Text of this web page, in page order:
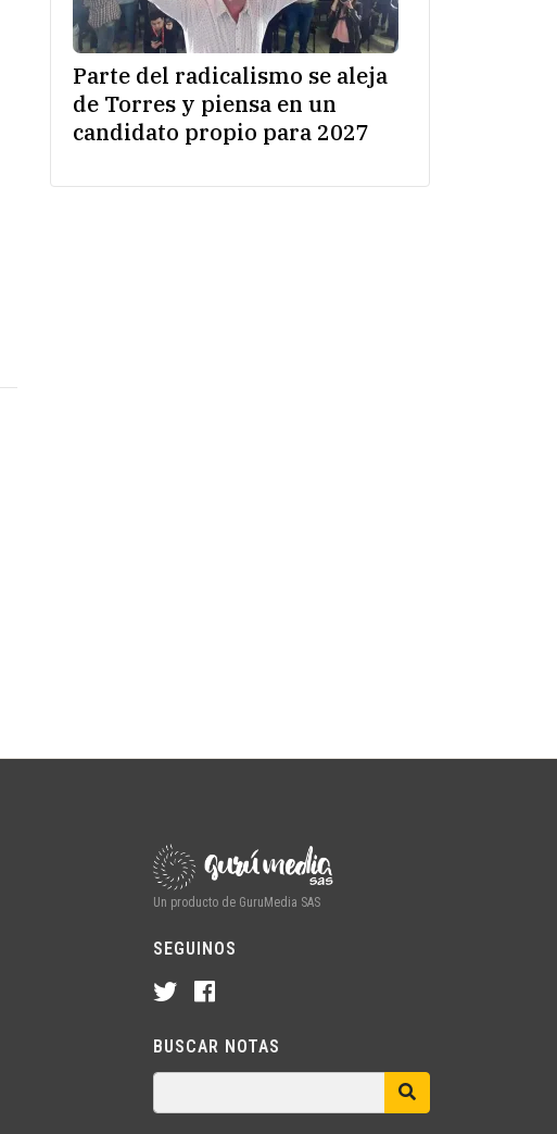
Parte del radicalismo se aleja
de Torres y piensa en un
candidato propio para 2027
Un producto de GuruMedia SAS
SEGUINOS
BUSCAR NOTAS